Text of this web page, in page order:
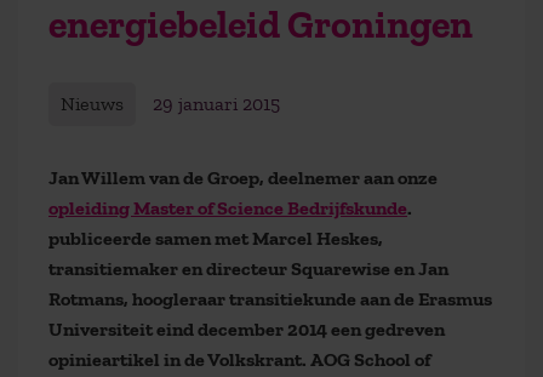
energiebeleid Groningen
Nieuws 29 januari 2015
Jan Willem van de Groep, deelnemer aan onze
opleiding Master of Science Bedrijfskunde.
publiceerde samen met Marcel Heskes,
transitiemaker en directeur Squarewise en Jan
Rotmans, hoogleraar transitiekunde aan de Erasmus
Universiteit eind december 2014 een gedreven
opinieartikel in de Volkskrant. AOG School of